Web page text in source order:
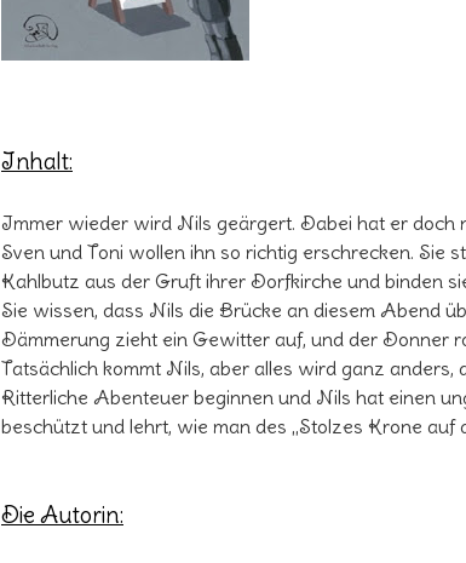
Inhalt:
Immer wieder wird Nils geärgert. Dabei hat er doch
Sven und Toni wollen ihn so richtig erschrecken. Sie
Kahlbutz aus der Gruft ihrer Dorfkirche und binden
Sie wissen, dass Nils die Brücke an diesem Abend
Dämmerung zieht ein Gewitter auf, und der Donner
Tatsächlich kommt Nils, aber alles wird ganz anders,
Ritterliche Abenteuer beginnen und Nils hat einen
beschützt und lehrt, wie man des „Stolzes Krone auf
Die Autorin: